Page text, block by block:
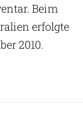
Beim
erfolgte
2010.